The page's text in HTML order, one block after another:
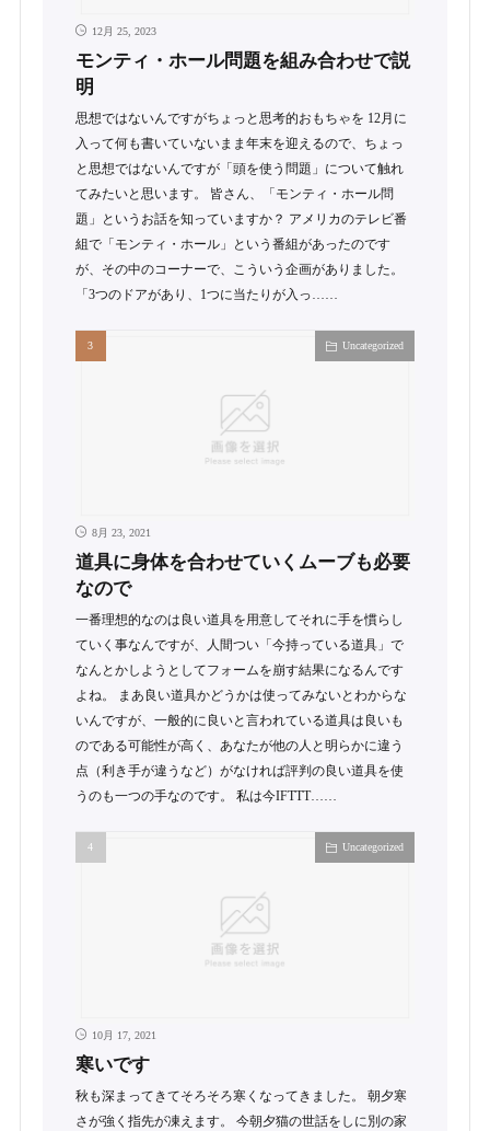
12月 25, 2023
モンティ・ホール問題を組み合わせで説
明
思想ではないんですがちょっと思考的おもちゃを 12月に
入って何も書いていないまま年末を迎えるので、ちょっ
と思想ではないんですが「頭を使う問題」について触れ
てみたいと思います。 皆さん、「モンティ・ホール問
題」というお話を知っていますか？ アメリカのテレビ番
組で「モンティ・ホール」という番組があったのです
が、その中のコーナーで、こういう企画がありました。
「3つのドアがあり、1つに当たりが入っ……
Uncategorized
8月 23, 2021
道具に身体を合わせていくムーブも必要
なので
一番理想的なのは良い道具を用意してそれに手を慣らし
ていく事なんですが、人間つい「今持っている道具」で
なんとかしようとしてフォームを崩す結果になるんです
よね。 まあ良い道具かどうかは使ってみないとわからな
いんですが、一般的に良いと言われている道具は良いも
のである可能性が高く、あなたが他の人と明らかに違う
点（利き手が違うなど）がなければ評判の良い道具を使
うのも一つの手なのです。 私は今IFTTT……
Uncategorized
10月 17, 2021
寒いです
秋も深まってきてそろそろ寒くなってきました。 朝夕寒
さが強く指先が凍えます。 今朝夕猫の世話をしに別の家